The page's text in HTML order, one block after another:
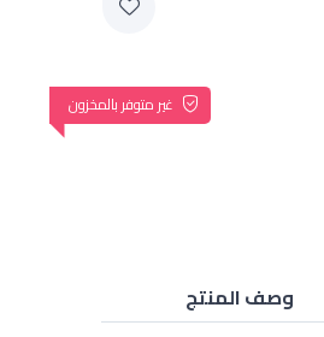
غير متوفر بالمخزون
وصف المنتج